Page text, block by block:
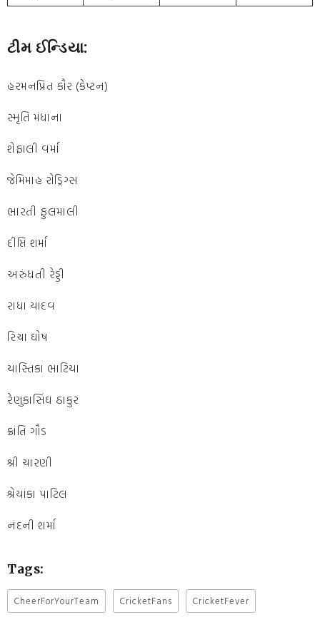
ટીમ ઈન્ડિયા:
હરમનપ્રિત કૌર (કેપ્ટન)
સ્મૃતિ મંધાના
શેફાલી વર્મા
જેમિમાહ રોડ્રિગ્સ
ભારતી ફુલમાલી
દીપ્તિ શર્મા
અરુંધતી રેડ્ડી
રાધા યાદવ
રિચા ઘોષ
યાસ્તિકા ભાટિયા
રેણુકાસિંઘ ઠાકુર
ક્રાંતિ ગૌડ
શ્રી ચારણી
શ્રેયાંકા પાટિલ
નંદની શર્મા
Tags:
CheerForYourTeam CricketFans CricketFever